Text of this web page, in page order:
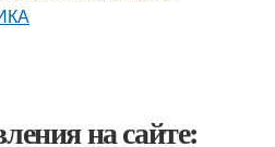
на сайте: